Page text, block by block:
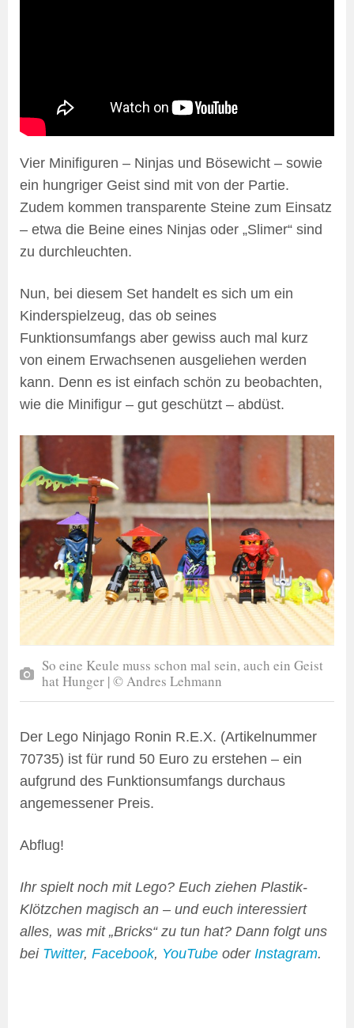
Vier Minifiguren – Ninjas und Bösewicht – sowie
ein hungriger Geist sind mit von der Partie.
Zudem kommen transparente Steine zum Einsatz
– etwa die Beine eines Ninjas oder „Slimer“ sind
zu durchleuchten.
Nun, bei diesem Set handelt es sich um ein
Kinderspielzeug, das ob seines
Funktionsumfangs aber gewiss auch mal kurz
von einem Erwachsenen ausgeliehen werden
kann. Denn es ist einfach schön zu beobachten,
wie die Minifigur – gut geschützt – abdüst.
So eine Keule muss schon mal sein, auch ein Geist
hat Hunger | © Andres Lehmann
Der Lego Ninjago Ronin R.E.X. (Artikelnummer
70735) ist für rund 50 Euro zu erstehen – ein
aufgrund des Funktionsumfangs durchaus
angemessener Preis.
Abflug!
Ihr spielt noch mit Lego? Euch ziehen Plastik-
Klötzchen magisch an – und euch interessiert
alles, was mit „Bricks“ zu tun hat? Dann folgt uns
bei Twitter, Facebook, YouTube oder Instagram.